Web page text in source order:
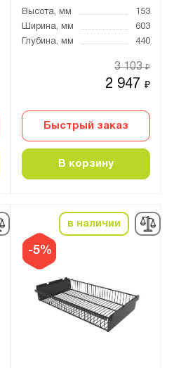
Высота, мм
153
Ширина, мм
603
Глубина, мм
440
2 947₽
3 103₽
Быстрый заказ
В корзину
-5%
в наличии